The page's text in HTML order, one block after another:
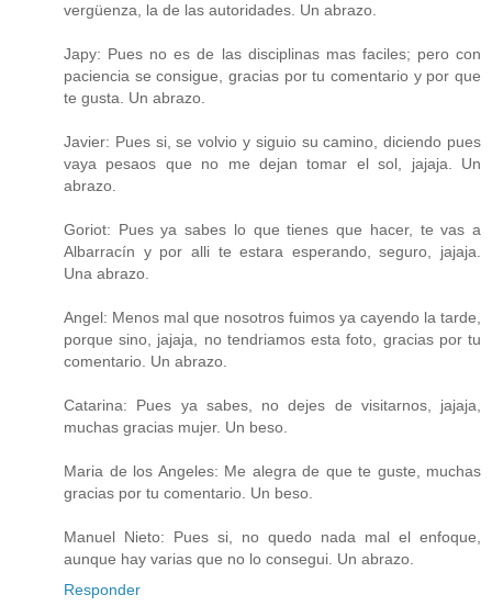
vergüenza, la de las autoridades. Un abrazo.
Japy: Pues no es de las disciplinas mas faciles; pero con
paciencia se consigue, gracias por tu comentario y por que
te gusta. Un abrazo.
Javier: Pues si, se volvio y siguio su camino, diciendo pues
vaya pesaos que no me dejan tomar el sol, jajaja. Un
abrazo.
Goriot: Pues ya sabes lo que tienes que hacer, te vas a
Albarracín y por alli te estara esperando, seguro, jajaja.
Una abrazo.
Angel: Menos mal que nosotros fuimos ya cayendo la tarde,
porque sino, jajaja, no tendriamos esta foto, gracias por tu
comentario. Un abrazo.
Catarina: Pues ya sabes, no dejes de visitarnos, jajaja,
muchas gracias mujer. Un beso.
Maria de los Angeles: Me alegra de que te guste, muchas
gracias por tu comentario. Un beso.
Manuel Nieto: Pues si, no quedo nada mal el enfoque,
aunque hay varias que no lo consegui. Un abrazo.
Responder